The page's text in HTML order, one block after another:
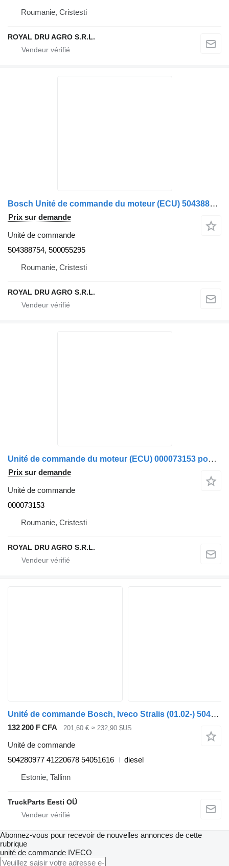
Roumanie, Cristesti
ROYAL DRU AGRO S.R.L.
Bosch Unité de commande du moteur (ECU) 504388754 pour camion IVECO Bosch 504388754 500055295
Prix sur demande
Unité de commande
504388754, 500055295
Roumanie, Cristesti
ROYAL DRU AGRO S.R.L.
Unité de commande du moteur (ECU) 000073153 pour camion IVECO F3AF0681D B31L
Prix sur demande
Unité de commande
000073153
Roumanie, Cristesti
ROYAL DRU AGRO S.R.L.
Unité de commande Bosch, Iveco Stralis (01.02-) 504280977 pour tracteur routier IVECO Stralis (01.02-)
132 200 F CFA 201,60 € ≈ 232,90 $US
Unité de commande
504280977 41220678 54051616
diesel
Estonie, Tallinn
TruckParts Eesti OÜ
Abonnez-vous pour recevoir de nouvelles annonces de cette
rubrique
unité de commande IVECO